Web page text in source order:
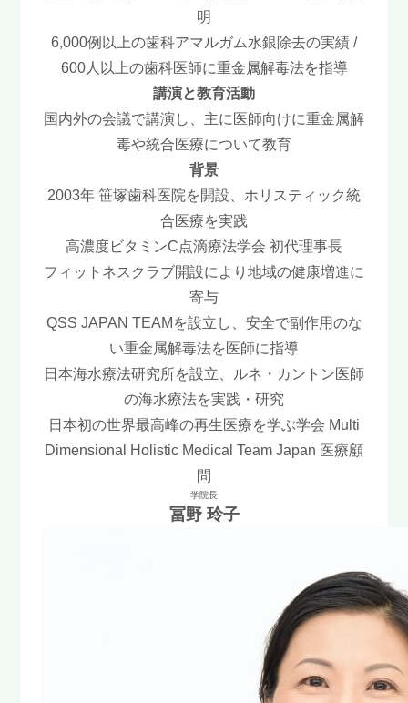
明
6,000例以上の歯科アマルガム水銀除去の実績 /
600人以上の歯科医師に重金属解毒法を指導
講演と教育活動
国内外の会議で講演し、主に医師向けに重金属解
毒や統合医療について教育
背景
2003年 笹塚歯科医院を開設、ホリスティック統
合医療を実践
高濃度ビタミンC点滴療法学会 初代理事長
フィットネスクラブ開設により地域の健康増進に
寄与
QSS JAPAN TEAMを設立し、安全で副作用のな
い重金属解毒法を医師に指導
日本海水療法研究所を設立、ルネ・カントン医師
の海水療法を実践・研究
日本初の世界最高峰の再生医療を学ぶ学会 Multi
Dimensional Holistic Medical Team Japan 医療顧
問
学院長
冨野 玲子